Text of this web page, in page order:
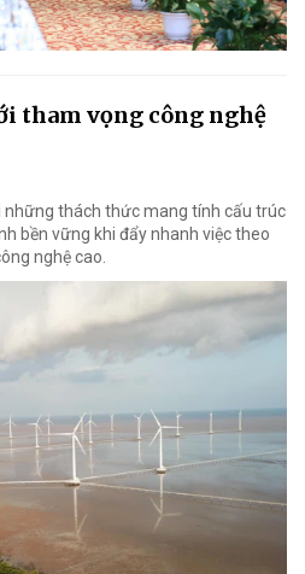
tham vọng công nghệ
thách thức mang tính cấu trúc
bền vững khi đẩy nhanh việc theo
nghệ cao.